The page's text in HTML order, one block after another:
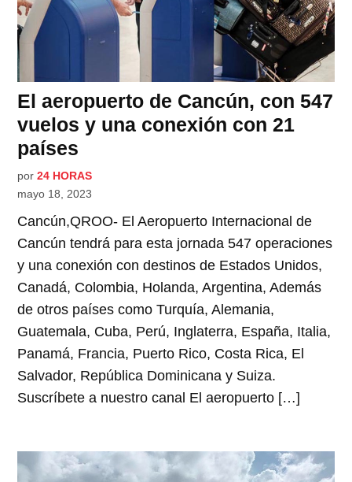
El aeropuerto de Cancún, con 547
vuelos y una conexión con 21
países
por 24 HORAS
mayo 18, 2023
Cancún,QROO- El Aeropuerto Internacional de
Cancún tendrá para esta jornada 547 operaciones
y una conexión con destinos de Estados Unidos,
Canadá, Colombia, Holanda, Argentina, Además
de otros países como Turquía, Alemania,
Guatemala, Cuba, Perú, Inglaterra, España, Italia,
Panamá, Francia, Puerto Rico, Costa Rica, El
Salvador, República Dominicana y Suiza.
Suscríbete a nuestro canal El aeropuerto […]